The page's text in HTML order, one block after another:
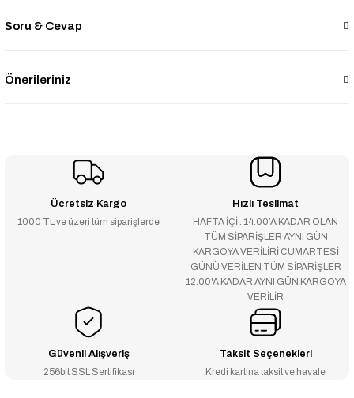
Soru & Cevap
Önerileriniz
Ücretsiz Kargo
1000 TL ve üzeri tüm siparişlerde
Hızlı Teslimat
HAFTA İÇİ : 14:00’A KADAR OLAN
TÜM SİPARİŞLER AYNI GÜN
KARGOYA VERİLİRİ CUMARTESİ
GÜNÜ VERİLEN TÜM SİPARİŞLER
12:00'A KADAR AYNI GÜN KARGOYA
VERİLİR
Güvenli Alışveriş
256bit SSL Sertifikası
Taksit Seçenekleri
Kredi kartına taksit ve havale